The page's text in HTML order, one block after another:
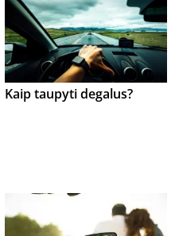
Kaip taupyti degalus?